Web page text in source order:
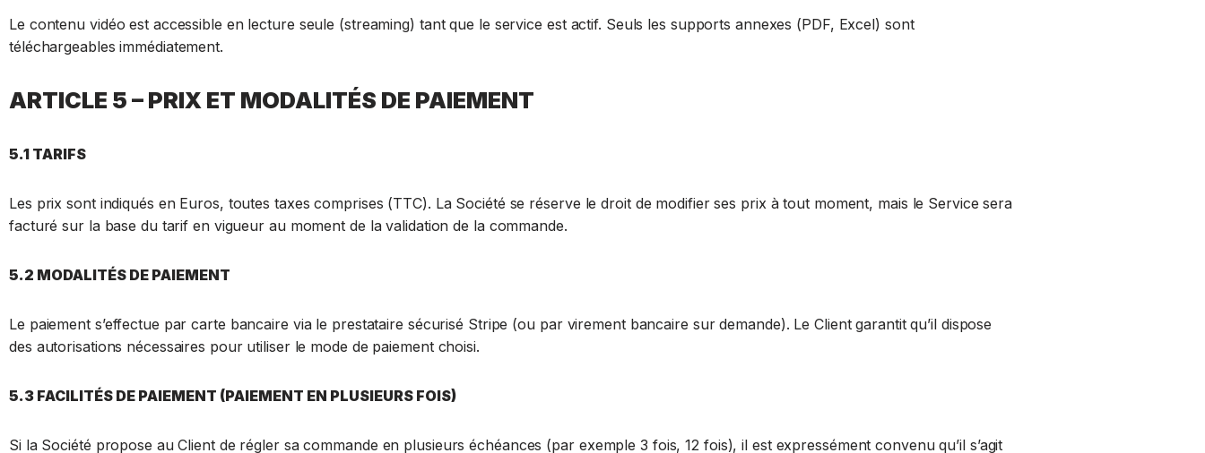
Le contenu vidéo est accessible en lecture seule (streaming) tant que le service est actif. Seuls les supports annexes (PDF, Excel) sont
téléchargeables immédiatement.
ARTICLE 5 – PRIX ET MODALITÉS DE PAIEMENT
5.1 TARIFS
Les prix sont indiqués en Euros, toutes taxes comprises (TTC). La Société se réserve le droit de modifier ses prix à tout moment, mais le Service sera
facturé sur la base du tarif en vigueur au moment de la validation de la commande.
5.2 MODALITÉS DE PAIEMENT
Le paiement s’effectue par carte bancaire via le prestataire sécurisé Stripe (ou par virement bancaire sur demande). Le Client garantit qu’il dispose
des autorisations nécessaires pour utiliser le mode de paiement choisi.
5.3 FACILITÉS DE PAIEMENT (PAIEMENT EN PLUSIEURS FOIS)
Si la Société propose au Client de régler sa commande en plusieurs échéances (par exemple 3 fois, 12 fois), il est expressément convenu qu’il s’agit